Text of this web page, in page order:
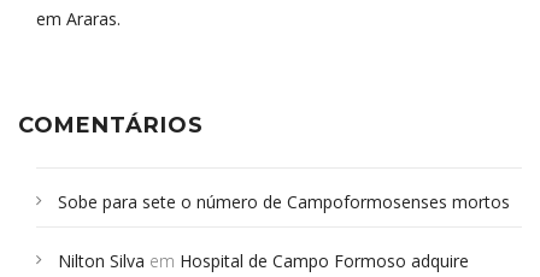
em Araras.
COMENTÁRIOS
Sobe para sete o número de Campoformosenses mortos
Campoformosenses que morreram em desabamentos são
Nilton Silva em Hospital de Campo Formoso adquire